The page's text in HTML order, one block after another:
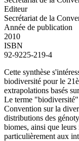
Editeur
Secrétariat de la
Année de publication
2010
ISBN
92-9225-219-4
Cette synthèse
biodiversité pour le
extrapolations basés
Le terme "biodiversité"
Convention sur la
distributions des
biomes, ainsi que leurs
particulièrement aux